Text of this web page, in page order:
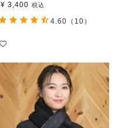
¥ 3,400 税込
4.60 （10）